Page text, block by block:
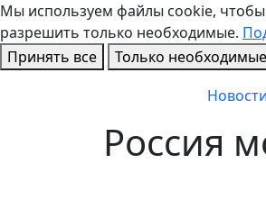
Мы используем файлы cookie, чтобы
разрешить только необходимые.
Принять все
Только необходимые
Новости
Россия